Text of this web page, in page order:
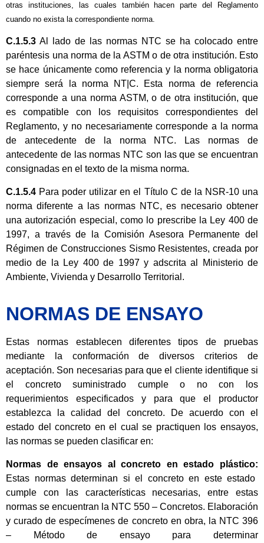
otras instituciones, las cuales también hacen parte del Reglamento
cuando no exista la correspondiente norma.
C.1.5.3 Al lado de las normas NTC se ha colocado entre
paréntesis una norma de la ASTM o de otra institución. Esto
se hace únicamente como referencia y la norma obligatoria
siempre será la norma NT|C. Esta norma de referencia
corresponde a una norma ASTM, o de otra institución, que
es compatible con los requisitos correspondientes del
Reglamento, y no necesariamente corresponde a la norma
de antecedente de la norma NTC. Las normas de
antecedente de las normas NTC son las que se encuentran
consignadas en el texto de la misma norma.
C.1.5.4 Para poder utilizar en el Título C de la NSR-10 una
norma diferente a las normas NTC, es necesario obtener
una autorización especial, como lo prescribe la Ley 400 de
1997, a través de la Comisión Asesora Permanente del
Régimen de Construcciones Sismo Resistentes, creada por
medio de la Ley 400 de 1997 y adscrita al Ministerio de
Ambiente, Vivienda y Desarrollo Territorial.
NORMAS DE ENSAYO
Estas normas establecen diferentes tipos de pruebas
mediante la conformación de diversos criterios de
aceptación. Son necesarias para que el cliente identifique si
el concreto suministrado cumple o no con los
requerimientos especificados y para que el productor
establezca la calidad del concreto. De acuerdo con el
estado del concreto en el cual se practiquen los ensayos,
las normas se pueden clasificar en:
Normas de ensayos al concreto en estado plástico:
Estas normas determinan si el concreto en este estado
cumple con las características necesarias, entre estas
normas se encuentran la NTC 550 – Concretos. Elaboración
y curado de especímenes de concreto en obra, la NTC 396
– Método de ensayo para determinar